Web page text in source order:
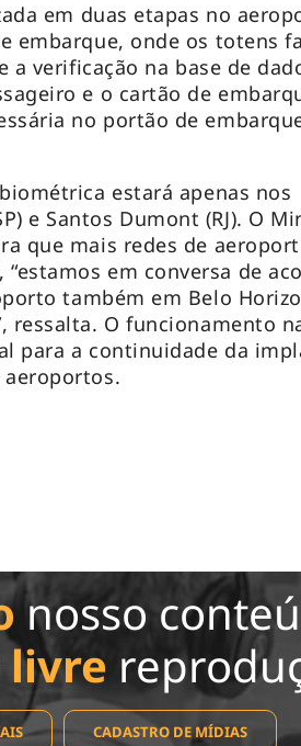
em duas etapas no
embarque, onde os totens
verificação na base de
e o cartão de
no portão de
estará apenas nos
e Santos Dumont (RJ). O
que mais redes de
em conversa de
também em Belo
ressalta. O funcionamento
para a continuidade da
nosso
livre
CADASTRO DE MÍDIAS